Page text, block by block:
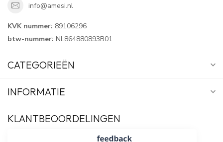
info@amesi.nl
KVK nummer: 89106296
btw-nummer: NL864880893B01
CATEGORIEËN
INFORMATIE
KLANTBEOORDELINGEN